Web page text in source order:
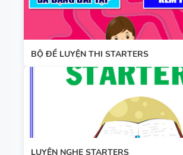
BỘ ĐỀ LUYỆN THI STARTERS
LUYỆN NGHE STARTERS